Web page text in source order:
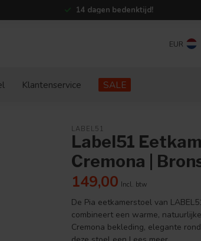
14 dagen bedenktijd!
EUR
Klantenservice SALE
LABEL51
Label51
Cremona |
149,00 Incl. btw
De Pia eetkamerstoel van
combineert een warme,
Cremona bekleding, elegante